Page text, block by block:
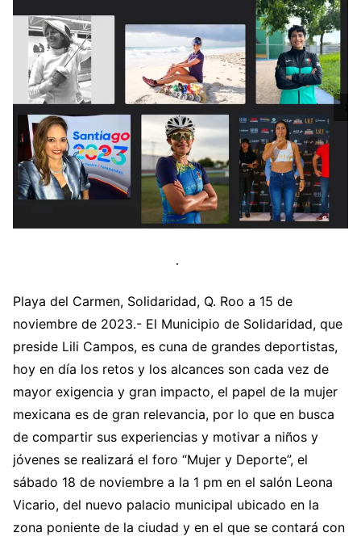
Playa del Carmen, Solidaridad, Q. Roo a 15 de
noviembre de 2023.- El Municipio de Solidaridad, que
preside Lili Campos, es cuna de grandes deportistas,
hoy en día los retos y los alcances son cada vez de
mayor exigencia y gran impacto, el papel de la mujer
mexicana es de gran relevancia, por lo que en busca
de compartir sus experiencias y motivar a niños y
jóvenes se realizará el foro “Mujer y Deporte”, el
sábado 18 de noviembre a la 1 pm en el salón Leona
Vicario, del nuevo palacio municipal ubicado en la
zona poniente de la ciudad y en el que se contará con